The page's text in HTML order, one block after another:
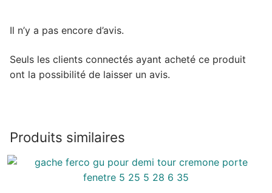
Il n’y a pas encore d’avis.
Seuls les clients connectés ayant acheté ce produit
ont la possibilité de laisser un avis.
Produits similaires